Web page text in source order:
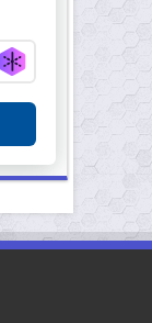
Generate new